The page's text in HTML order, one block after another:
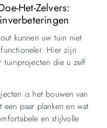
Het-Zelvers:
kunnen uw tuin niet
Hier zijn
tuinprojecten die u zelf
is het bouwen van
paar planken en wat
en stijlvolle